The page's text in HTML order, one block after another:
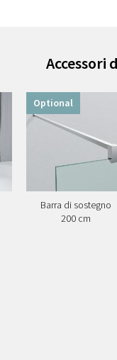
Accessori
Optional
Barra di sostegno
200 cm